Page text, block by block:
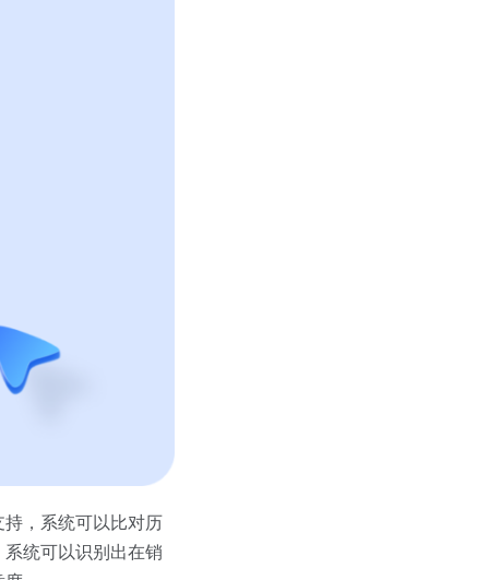
，系统可以比对历
统可以识别出在销